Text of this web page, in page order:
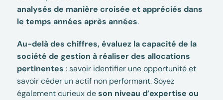
analysés de manière croisée et appréciés dans
le temps années après années.
Au-delà des chiffres, évaluez la capacité de la
société de gestion à réaliser des allocations
pertinentes : savoir identifier une opportunité et
savoir céder un actif non performant. Soyez
également curieux deson niveau d’expertise ou